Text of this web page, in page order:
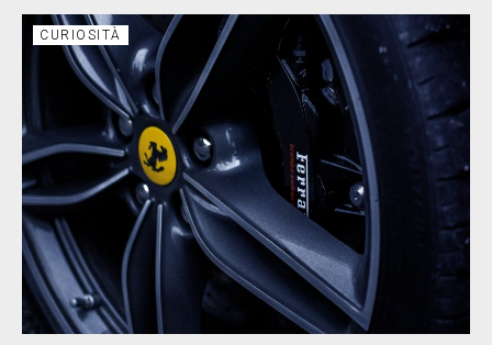
CURIOSITÀ